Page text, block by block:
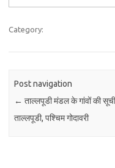
Category:
Post navigation
← ताल्लपूडी मंडल के गांवों की
ताल्लपूडी, पश्चिम गोदावरी